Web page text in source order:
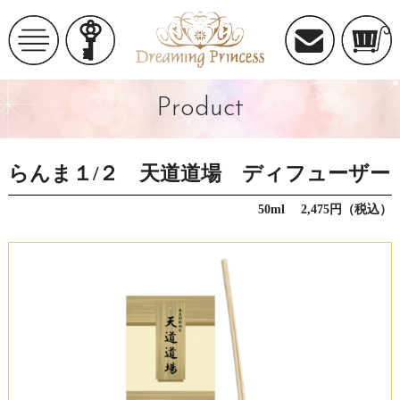
Product
らんま１/２ 天道道場 ディフューザー
50ml 2,475円（税込）